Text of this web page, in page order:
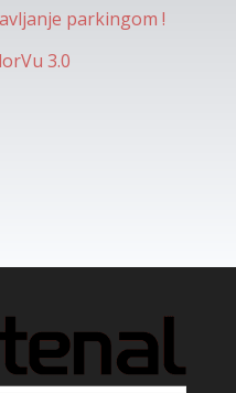
parkingom !
3.0